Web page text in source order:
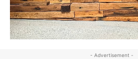
- Advertisement -